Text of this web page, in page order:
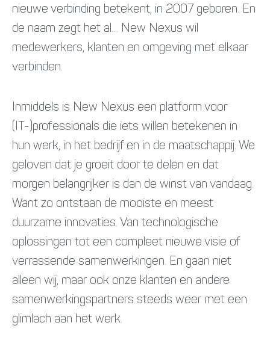
nieuwe verbinding betekent, in 2007 geboren. En
de naam zegt het al… New Nexus wil
medewerkers, klanten en omgeving met elkaar
verbinden.
Inmiddels is New Nexus een platform voor
(IT-)professionals die iets willen betekenen in
hun werk, in het bedrijf en in de maatschappij. We
geloven dat je groeit door te delen en dat
morgen belangrijker is dan de winst van vandaag.
Want zo ontstaan de mooiste en meest
duurzame innovaties. Van technologische
oplossingen tot een compleet nieuwe visie of
verrassende samenwerkingen. En gaan niet
alleen wij, maar ook onze klanten en andere
samenwerkingspartners steeds weer met een
glimlach aan het werk.